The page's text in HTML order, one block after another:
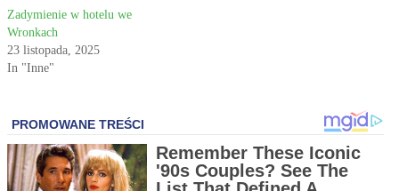
Zadymienie w hotelu we
Wronkach
23 listopada, 2025
In "Inne"